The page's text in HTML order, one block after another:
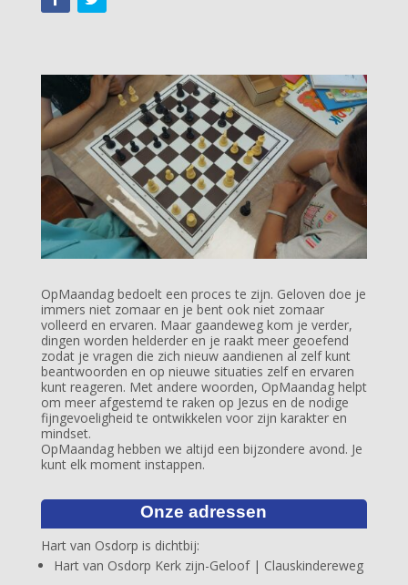
OpMaandag bedoelt een proces te zijn. Geloven doe je
immers niet zomaar en je bent ook niet zomaar
volleerd en ervaren. Maar gaandeweg kom je verder,
dingen worden helderder en je raakt meer geoefend
zodat je vragen die zich nieuw aandienen al zelf kunt
beantwoorden en op nieuwe situaties zelf en ervaren
kunt reageren. Met andere woorden, OpMaandag helpt
om meer afgestemd te raken op Jezus en de nodige
fijngevoeligheid te ontwikkelen voor zijn karakter en
mindset.
OpMaandag hebben we altijd een bijzondere avond. Je
kunt elk moment instappen.
Onze adressen
Hart van Osdorp is dichtbij:
Hart van Osdorp Kerk zijn-Geloof | Clauskindereweg